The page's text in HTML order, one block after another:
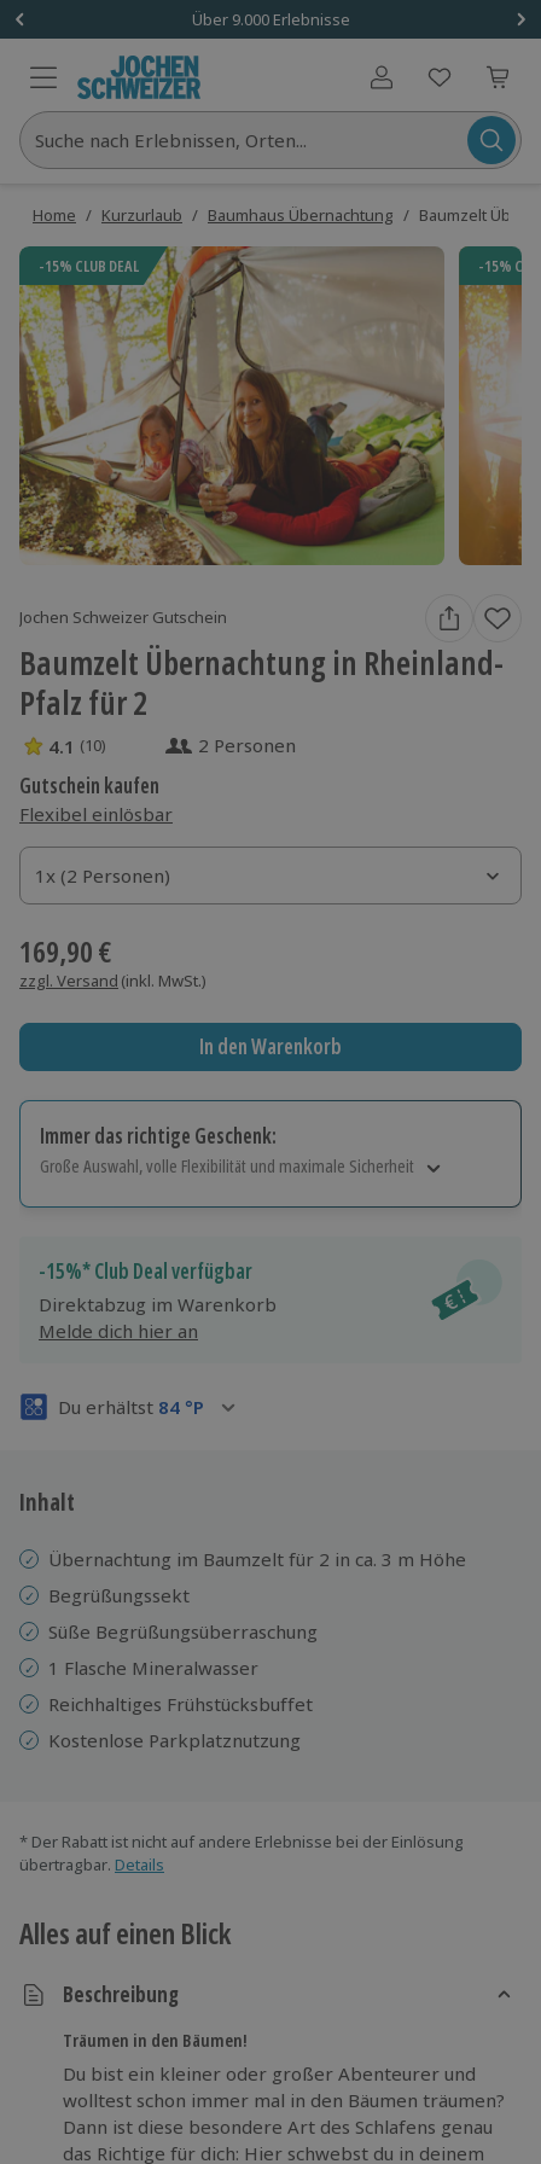
Über 9.000 Erlebnisse
Benutzerkonto
Suche nach Erlebnissen, Orten...
Home / Kurzurlaub / Baumhaus Übernachtung / Baumzelt
-15% CLUB DEAL -15%
Jochen Schweizer Gutschein
Baumzelt Übernachtung in Rheinland-
Pfalz für 2
4.1 Sterne von 5 aus 10 Bewertungen
4.1 (10) 2 Personen
Gutschein kaufen
Flexibel einlösbar
1x (2 Personen)
1x (2 Personen)
1x (2 Personen)
169,90 €
zzgl. Versand (inkl. MwSt.)
In den Warenkorb
Immer das richtige Geschenk:
Große Auswahl, volle Flexibilität und maximale Sicherheit
Jeder Gutschein für alle Erlebnisse einlösbar.
Maximale Sicherheit
3 Jahre gültig & verlängerbar.
-15%* Club Deal verfügbar
Direktabzug im Warenkorb
Melde dich hier an
Du erhältst 84 °P
Inhalt
Übernachtung im Baumzelt für 2 in ca. 3 m Höhe
Begrüßungssekt
Süße Begrüßungsüberraschung
1 Flasche Mineralwasser
Reichhaltiges Frühstücksbuffet
Kostenlose Parkplatznutzung
* Der Rabatt ist nicht auf andere Erlebnisse bei der Einlösung
übertragbar. Details
Alles auf einen Blick
Beschreibung
Träumen in den Bäumen!
Du bist ein kleiner oder großer Abenteurer und
wolltest schon immer mal in den Bäumen träumen?
Dann ist diese besondere Art des Schlafens genau
das Richtige für dich: Hier schwebst du in deinem